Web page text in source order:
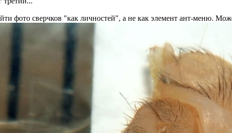
фото сверчков "как личностей", а не как элемент ант-меню.